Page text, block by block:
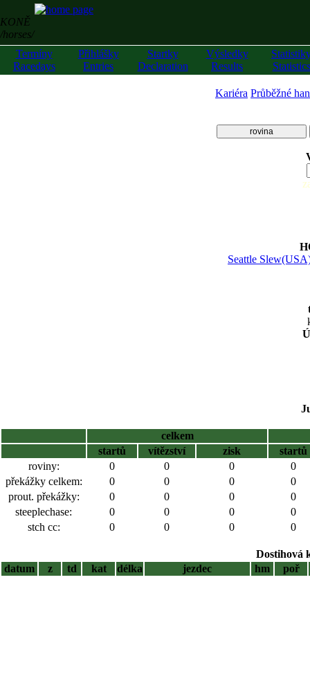
KONĚ
/horses/
Termíny
Racedays
Přihlášky
Entries
Startky
Declaration
Výsledky
Results
Statistics
Kariéra Průběžné
rovina
Seattle
celkem
startů
vítězství zisk
startů
roviny:
0 0 0
0
překážky celkem:
0 0 0
0
prout. překážky:
0 0 0
0
steeplechase:
0 0 0
0
stch cc:
0 0 0 0
Dostihová
datum
z td kat délka jezdec hm poř